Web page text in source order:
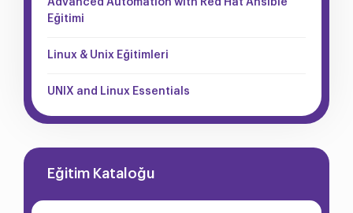
Advanced Automation with Red Hat Ansible
Eğitimi
Linux & Unix Eğitimleri
UNIX and Linux Essentials
Eğitim Kataloğu